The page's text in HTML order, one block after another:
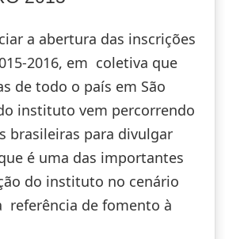
a abertura das inscrições
2016, em coletiva que
de todo o país em São
instituto vem percorrendo
brasileiras para divulgar
é uma das importantes
do instituto no cenário
referência de fo­mento à